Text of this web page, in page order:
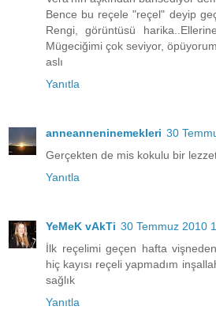
Bence bu reçele "reçel" deyip
Rengi, görüntüsü
Mügeciğimi çok seviyor,
aslı
Yanıtla
anneanneninemekleri 30
Gerçekten de mis kokulu bir
Yanıtla
YeMeK vAkTi 30 Temmuz 2010
İlk reçelimi geçen hafta vişneden
hiç kayısı reçeli yapmadım
sağlık
Yanıtla